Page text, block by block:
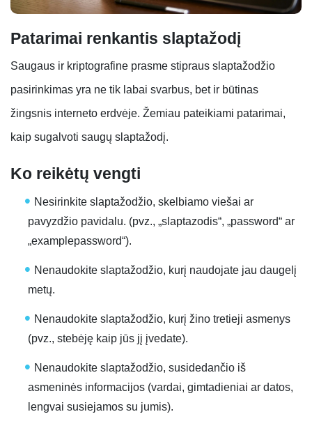
Patarimai renkantis slaptažodį
Saugaus ir kriptografine prasme stipraus slaptažodžio
pasirinkimas yra ne tik labai svarbus, bet ir būtinas
žingsnis interneto erdvėje. Žemiau pateikiami patarimai,
kaip sugalvoti saugų slaptažodį.
Ko reikėtų vengti
Nesirinkite slaptažodžio, skelbiamo viešai ar
pavyzdžio pavidalu. (pvz., „slaptazodis“, „password“ ar
„examplepassword“).
Nenaudokite slaptažodžio, kurį naudojate jau daugelį
metų.
Nenaudokite slaptažodžio, kurį žino tretieji asmenys
(pvz., stebėję kaip jūs jį įvedate).
Nenaudokite slaptažodžio, susidedančio iš
asmeninės informacijos (vardai, gimtadieniai ar datos,
lengvai susiejamos su jumis).